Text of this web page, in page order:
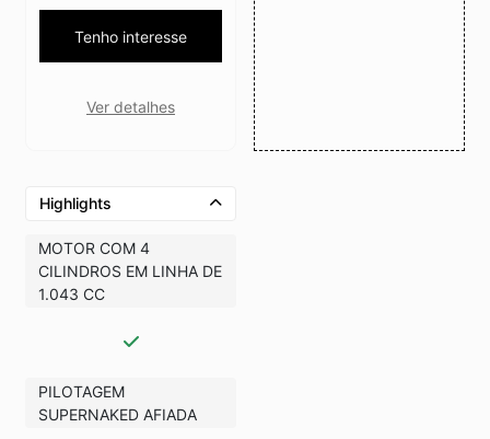
Tenho interesse
Ver detalhes
Highlights
MOTOR COM 4
CILINDROS EM LINHA DE
1.043 CC
PILOTAGEM
SUPERNAKED AFIADA